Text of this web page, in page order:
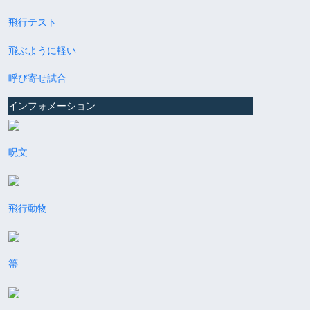
飛行テスト
飛ぶように軽い
呼び寄せ試合
インフォメーション
呪文
飛行動物
箒